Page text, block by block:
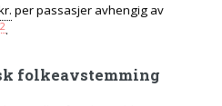
per passasjer avhengig av
.
folkeavstemming